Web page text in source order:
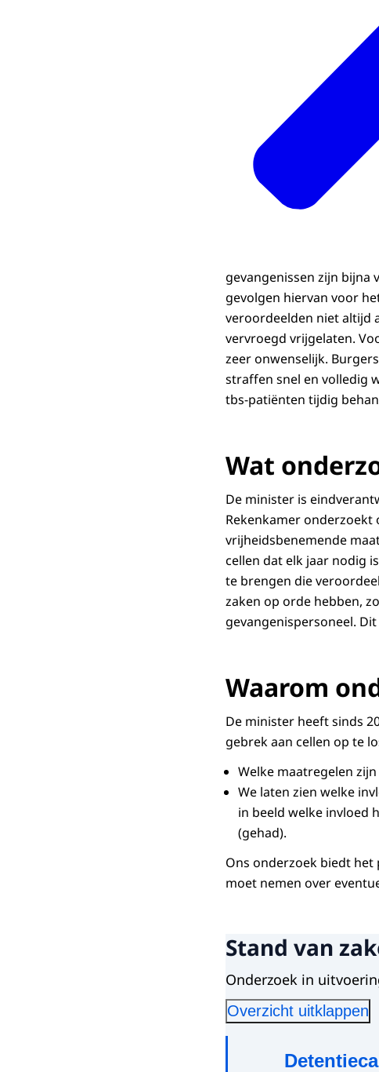
gevangenissen zijn bijna
gevolgen hiervan voor
veroordeelden niet altijd
vervroegd vrijgelaten.
zeer onwenselijk.
straffen snel en volledig
tbs-patiënten tijdig
Wat
De minister is
Rekenkamer
vrijheidsbenemende
cellen dat elk jaar nodig
te brengen die
zaken op orde hebben,
gevangenispersoneel.
Waarom
De minister heeft sinds
gebrek aan cellen op te
Welke maatregelen
We laten zien welke
in beeld welke invloed
(gehad).
Ons onderzoek biedt
moet nemen over
Stand van
Onderzoek in
Overzicht uitklappen